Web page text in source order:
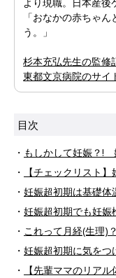
「おなかの赤ちゃ
う。」
杉本充弘先生の監修
東都文京病院のサイ
目次
・ もしかして妊娠？!
・
【チェックリスト
・ 妊娠超初期は基礎体
・ 妊娠超初期でも妊娠
・ これって月経(生理)
・ 妊娠超初期に気を
・
【先輩ママのリア